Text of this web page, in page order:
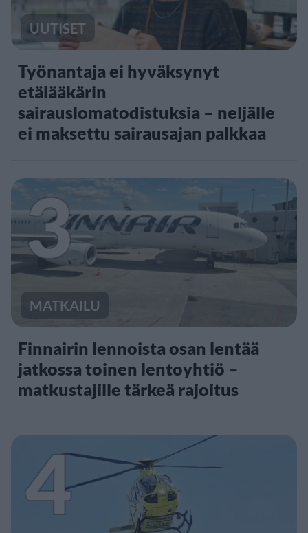
UUTISET
Työnantaja ei hyväksynyt
etälääkärin
sairauslomatodistuksia – neljälle
ei maksettu sairausajan palkkaa
3
MATKAILU
Finnairin lennoista osan lentää
jatkossa toinen lentoyhtiö –
matkustajille tärkeä rajoitus
4